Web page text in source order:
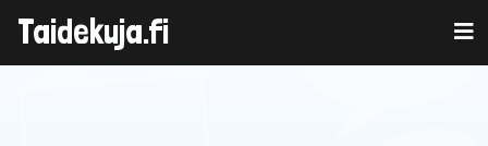
Skip
Taidekuja.fi